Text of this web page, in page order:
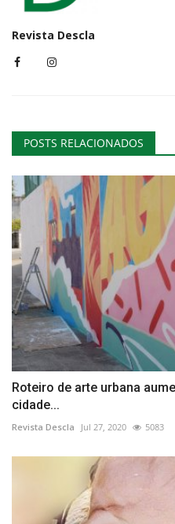
Revista Descla
POSTS RELACIONADOS
Roteiro de arte urbana
cidade...
Revista Descla Jul 27, 2020 5083